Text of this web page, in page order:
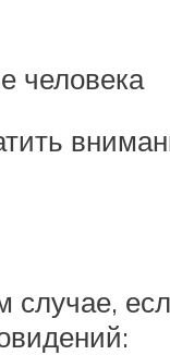
человека
случае,